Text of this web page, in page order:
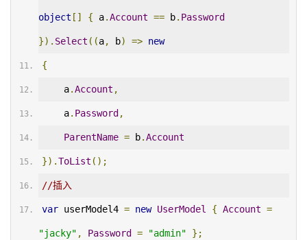
object [] { a.Account == b. Password
}). Select ((a, b) => new
{
    a
.Account ,
    a
. Password ,
ParentName = b.Account
}).ToList ();
//插入
var userModel4 = new UserModel { Account =
"jacky" , Password = "admin" };